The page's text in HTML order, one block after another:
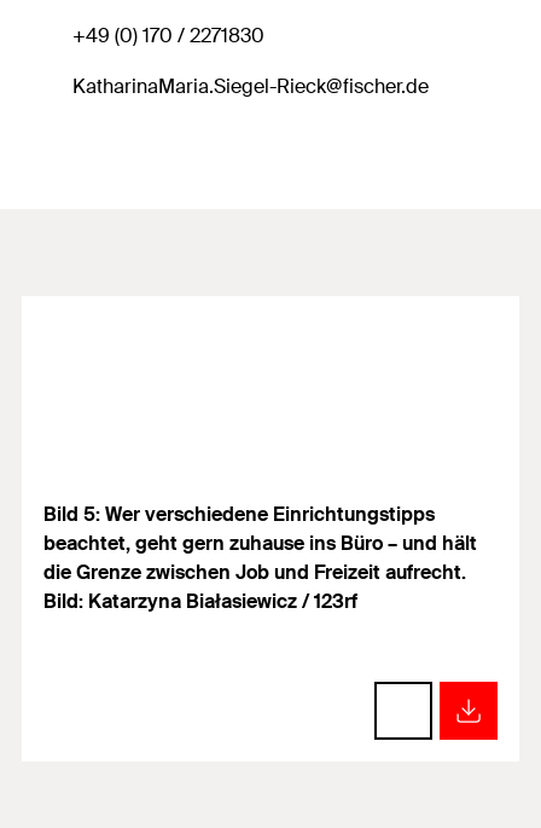
+49 (0) 170 / 2271830
KatharinaMaria.Siegel-Rieck@fischer.de
Bild 5: Wer verschiedene Einrichtungstipps
beachtet, geht gern zuhause ins Büro – und hält
die Grenze zwischen Job und Freizeit aufrecht.
Bild: Katarzyna Białasiewicz / 123rf